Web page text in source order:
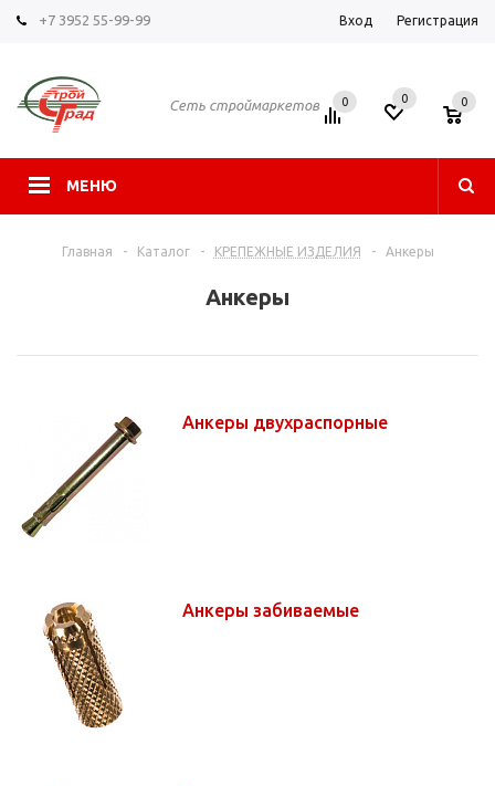
+7 3952 55-99-99 Вход Регистрация
Сеть строймаркетов
МЕНЮ
0 0 0
Главная - Каталог - КРЕПЕЖНЫЕ ИЗДЕЛИЯ - Анкеры
Анкеры
Анкеры двухраспорные
Анкеры забиваемые